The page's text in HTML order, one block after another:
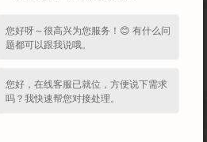
（jī）端
您好呀～很高兴为您服务！😊 有什么问
题都可以跟我说哦。
您好，在线客服已就位，方便说下需求
吗？我快速帮您对接处理。